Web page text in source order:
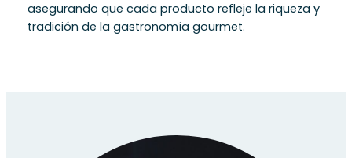
asegurando que cada producto refleje la riqueza y
tradición de la gastronomía gourmet.